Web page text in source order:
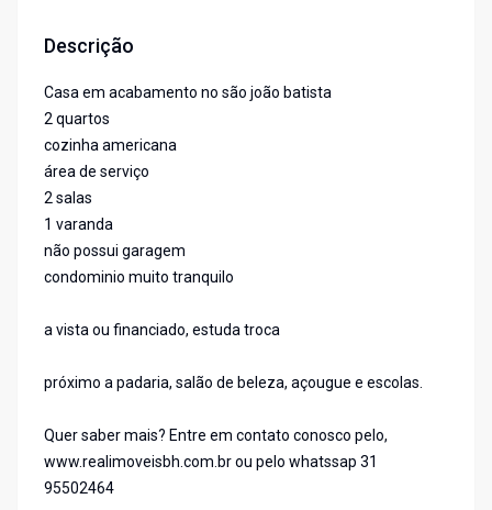
Descrição
Casa em acabamento no são joão batista
2 quartos
cozinha americana
área de serviço
2 salas
1 varanda
não possui garagem
condominio muito tranquilo
a vista ou financiado, estuda troca
próximo a padaria, salão de beleza, açougue e escolas.
Quer saber mais? Entre em contato conosco pelo,
www.realimoveisbh.com.br ou pelo whatssap 31
95502464